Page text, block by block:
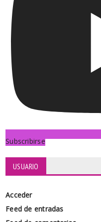
Subscribirse
USUARIO
Acceder
Feed de entradas